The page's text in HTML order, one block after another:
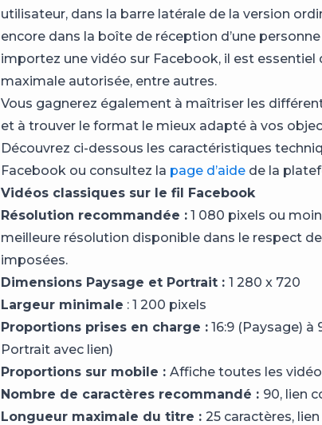
utilisateur, dans la barre latérale de la version
encore dans la boîte de réception d’une
importez une vidéo sur Facebook, il est
maximale autorisée, entre autres.
Vous gagnerez également à maîtriser les
et à trouver le format le mieux adapté à vos
Découvrez ci-dessous les caractéristiques
Facebook ou consultez la page d’aide de la
Vidéos classiques sur le fil Facebook
Résolution recommandée : 1 080 pixels ou
meilleure résolution disponible dans le respect
imposées.
Dimensions Paysage et Portrait : 1 280 x 720
Largeur minimale : 1 200 pixels
Proportions prises en charge : 16:9 (Paysage) à
Portrait avec lien)
Proportions sur mobile : Affiche toutes les
Nombre de caractères recommandé : 90, lien
Longueur maximale du titre : 25 caractères,